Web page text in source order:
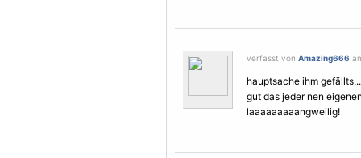
verfasst von Amazing666
hauptsache ihm
gut das jeder nen
laaaaaaaaangweilig!